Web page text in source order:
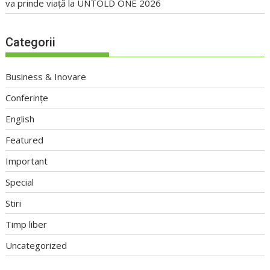
va prinde viață la UNTOLD ONE 2026
Categorii
Business & Inovare
Conferințe
English
Featured
Important
Special
Stiri
Timp liber
Uncategorized